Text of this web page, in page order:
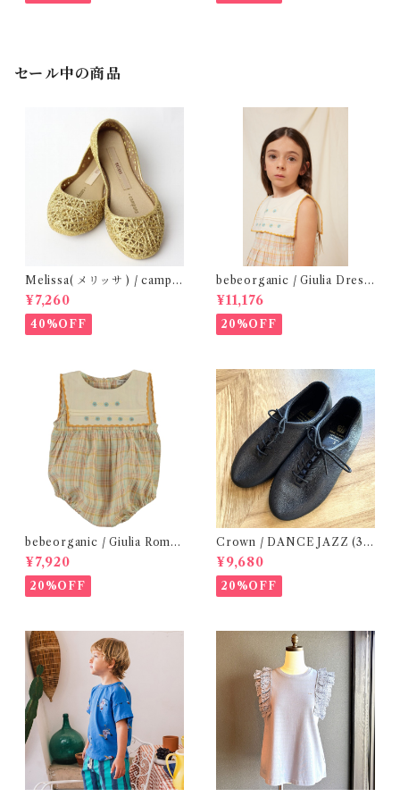
セール中の商品
Melissa( メリッサ ) / campa
na ( Gold )28-33
¥7,260
40%OFF
bebeorganic / Giulia Dress
Lagoon Check (2-6y)
¥11,176
20%OFF
bebeorganic / Giulia Romp
er Lagoon Check( 6・12ｍ)
¥7,920
20%OFF
Crown / DANCE JAZZ (3:2
2cm / 6:24-24,5 ) Black
¥9,680
20%OFF